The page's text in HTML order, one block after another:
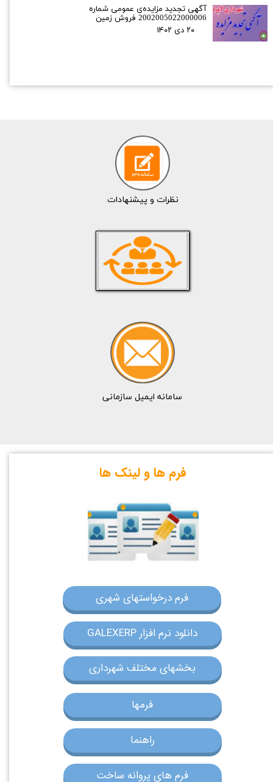
آگهی تجدید مزایده‌ی عمومی شماره
2002005022000006 فروش زمین
۲۰ دی ۰۲
​​​نظرات و پیشنهادات
​سامانه ایمیل سازمانی
GALEXERP دانلود نرم افزار
فرم درخواستهای شهری
فرم های پروانه ساخت
فرمها
بخشهای مختلف شهرداری
راهنما
​فرم ها و لینک ها